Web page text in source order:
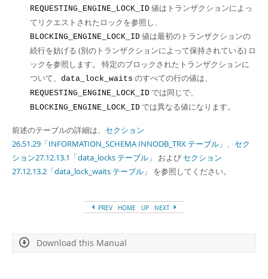
REQUESTING_ENGINE_LOCK_ID 値はトランザクションによっ
てリクエストされたロックを参照し、
BLOCKING_ENGINE_LOCK_ID 値は最初のトランザクションの
続行を妨げる (別のトランザクションによって保持されている) ロ
ックを参照します。 特定のブロックされたトランザクションに
ついて、 data_lock_waits のすべての行の値は、
REQUESTING_ENGINE_LOCK_ID では同じで、
BLOCKING_ENGINE_LOCK_ID では異なる値になります。
前述のテーブルの詳細は、 セクション
26.51.29「INFORMATION_SCHEMA INNODB_TRX テーブル」 、 セク
ション27.12.13.1「data_locks テーブル」
および セクション
27.12.13.2「data_lock_waits テーブル」
を参照してください。
PREV HOME UP NEXT
Download this Manual